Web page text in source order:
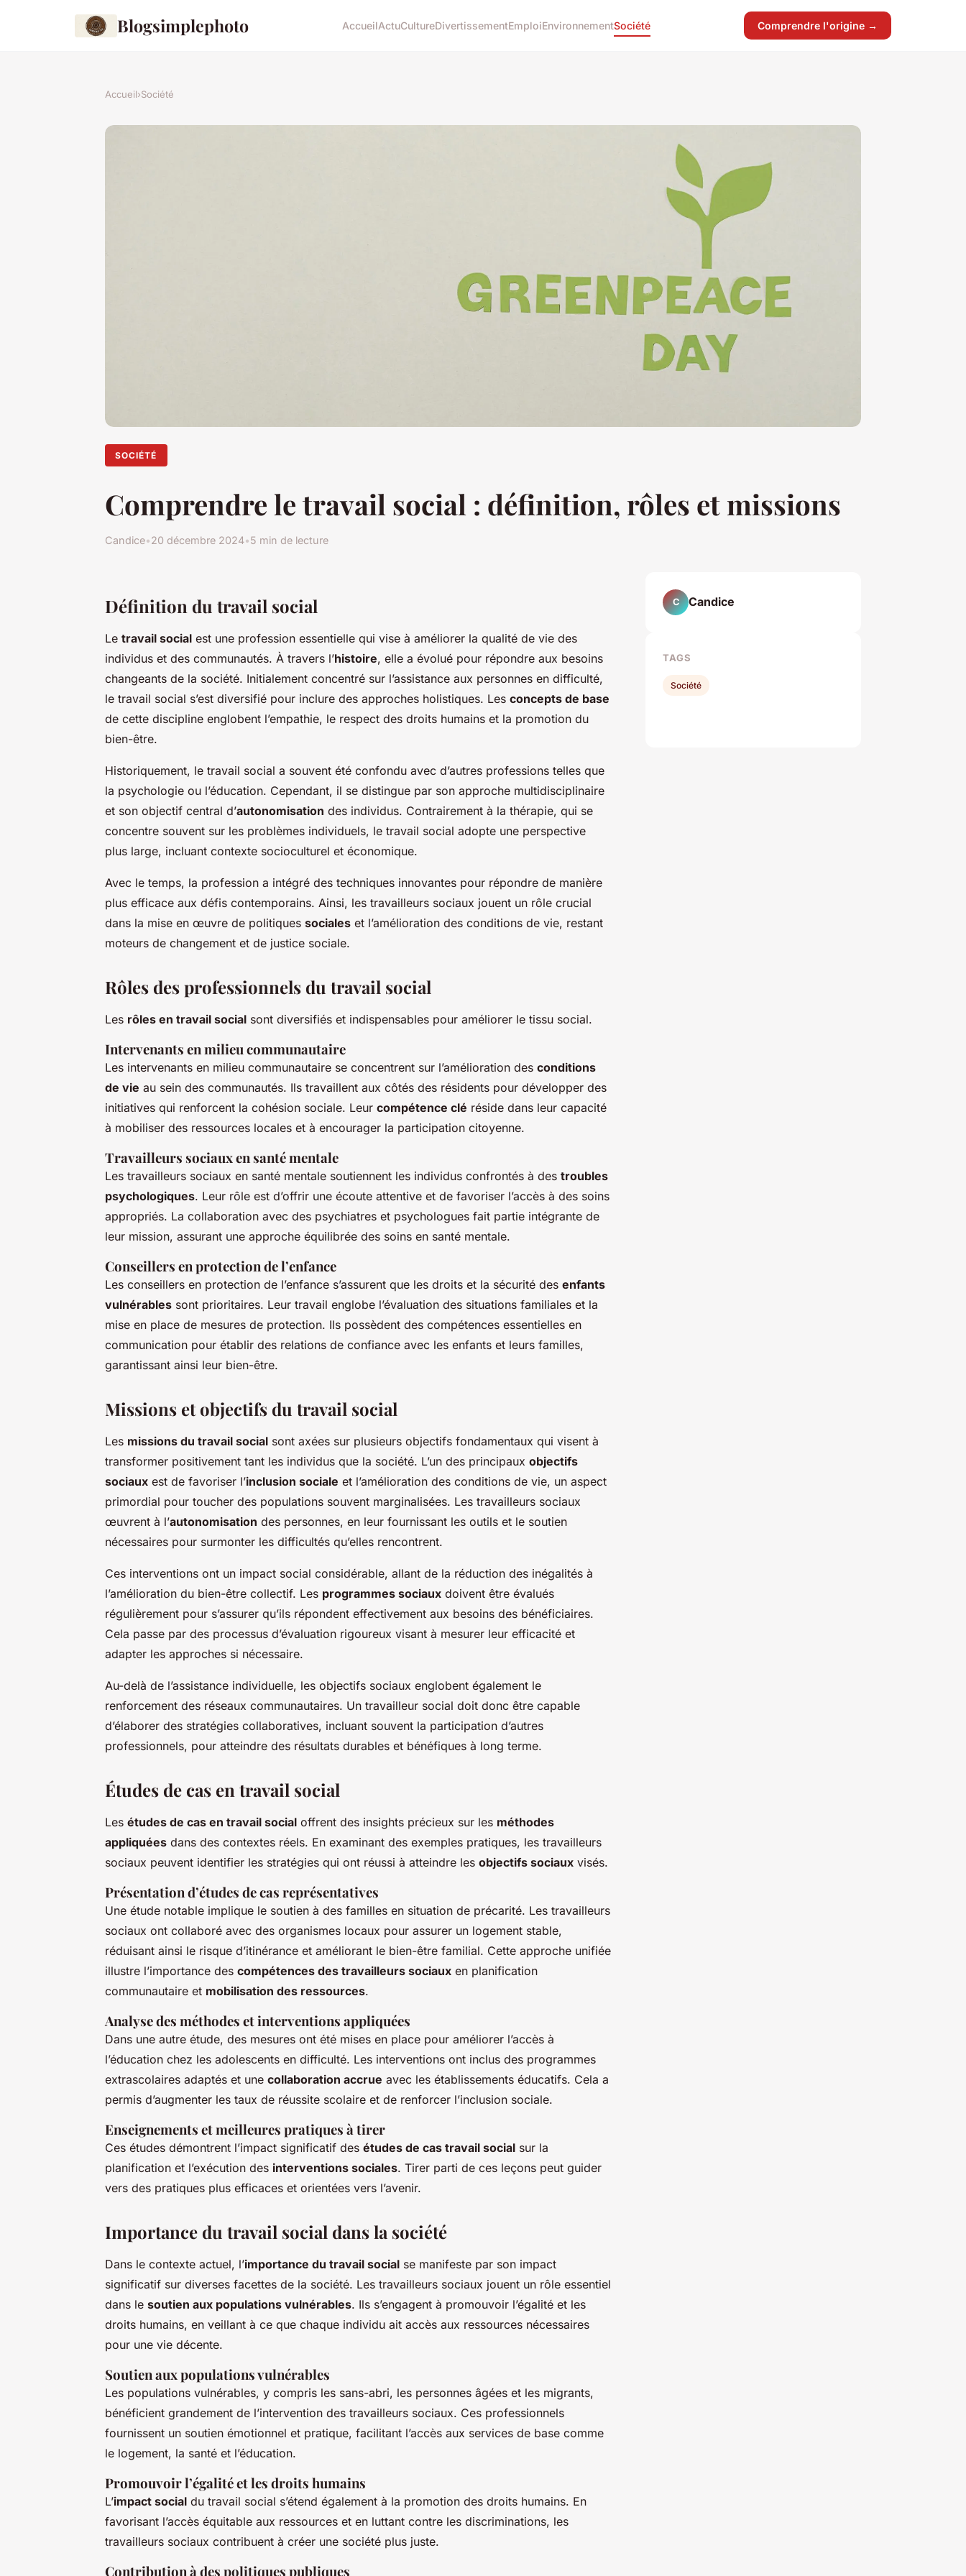
Blogsimplephoto AccueilActuCultureDivertissementEmploiEnvironnementSociété Comprendre l'origine →
Accueil›Société
SOCIÉTÉ
Comprendre le travail social : définition, rôles et missions
Candice•20 décembre 2024•5 min de lecture
Définition du travail social
Le travail social est une profession essentielle qui vise à améliorer la qualité de vie des
individus et des communautés. À travers l’histoire, elle a évolué pour répondre aux besoins
changeants de la société. Initialement concentré sur l’assistance aux personnes en difficulté,
le travail social s’est diversifié pour inclure des approches holistiques. Les concepts de base
de cette discipline englobent l’empathie, le respect des droits humains et la promotion du
bien-être.
Historiquement, le travail social a souvent été confondu avec d’autres professions telles que
la psychologie ou l’éducation. Cependant, il se distingue par son approche multidisciplinaire
et son objectif central d’autonomisation des individus. Contrairement à la thérapie, qui se
concentre souvent sur les problèmes individuels, le travail social adopte une perspective
plus large, incluant contexte socioculturel et économique.
Avec le temps, la profession a intégré des techniques innovantes pour répondre de manière
plus efficace aux défis contemporains. Ainsi, les travailleurs sociaux jouent un rôle crucial
dans la mise en œuvre de politiques sociales et l’amélioration des conditions de vie, restant
moteurs de changement et de justice sociale.
Rôles des professionnels du travail social
Les rôles en travail social sont diversifiés et indispensables pour améliorer le tissu social.
Intervenants en milieu communautaire
Les intervenants en milieu communautaire se concentrent sur l’amélioration des conditions
de vie au sein des communautés. Ils travaillent aux côtés des résidents pour développer des
initiatives qui renforcent la cohésion sociale. Leur compétence clé réside dans leur capacité
à mobiliser des ressources locales et à encourager la participation citoyenne.
Travailleurs sociaux en santé mentale
Les travailleurs sociaux en santé mentale soutiennent les individus confrontés à des troubles
psychologiques. Leur rôle est d’offrir une écoute attentive et de favoriser l’accès à des soins
appropriés. La collaboration avec des psychiatres et psychologues fait partie intégrante de
leur mission, assurant une approche équilibrée des soins en santé mentale.
Conseillers en protection de l’enfance
Les conseillers en protection de l’enfance s’assurent que les droits et la sécurité des enfants
vulnérables sont prioritaires. Leur travail englobe l’évaluation des situations familiales et la
mise en place de mesures de protection. Ils possèdent des compétences essentielles en
communication pour établir des relations de confiance avec les enfants et leurs familles,
garantissant ainsi leur bien-être.
Missions et objectifs du travail social
Les missions du travail social sont axées sur plusieurs objectifs fondamentaux qui visent à
transformer positivement tant les individus que la société. L’un des principaux objectifs
sociaux est de favoriser l’inclusion sociale et l’amélioration des conditions de vie, un aspect
primordial pour toucher des populations souvent marginalisées. Les travailleurs sociaux
œuvrent à l’autonomisation des personnes, en leur fournissant les outils et le soutien
nécessaires pour surmonter les difficultés qu’elles rencontrent.
Ces interventions ont un impact social considérable, allant de la réduction des inégalités à
l’amélioration du bien-être collectif. Les programmes sociaux doivent être évalués
régulièrement pour s’assurer qu’ils répondent effectivement aux besoins des bénéficiaires.
Cela passe par des processus d’évaluation rigoureux visant à mesurer leur efficacité et
adapter les approches si nécessaire.
Au-delà de l’assistance individuelle, les objectifs sociaux englobent également le
renforcement des réseaux communautaires. Un travailleur social doit donc être capable
d’élaborer des stratégies collaboratives, incluant souvent la participation d’autres
professionnels, pour atteindre des résultats durables et bénéfiques à long terme.
Études de cas en travail social
Les études de cas en travail social offrent des insights précieux sur les méthodes
appliquées dans des contextes réels. En examinant des exemples pratiques, les travailleurs
sociaux peuvent identifier les stratégies qui ont réussi à atteindre les objectifs sociaux visés.
Présentation d’études de cas représentatives
Une étude notable implique le soutien à des familles en situation de précarité. Les travailleurs
sociaux ont collaboré avec des organismes locaux pour assurer un logement stable,
réduisant ainsi le risque d’itinérance et améliorant le bien-être familial. Cette approche unifiée
illustre l’importance des compétences des travailleurs sociaux en planification
communautaire et mobilisation des ressources.
Analyse des méthodes et interventions appliquées
Dans une autre étude, des mesures ont été mises en place pour améliorer l’accès à
l’éducation chez les adolescents en difficulté. Les interventions ont inclus des programmes
extrascolaires adaptés et une collaboration accrue avec les établissements éducatifs. Cela a
permis d’augmenter les taux de réussite scolaire et de renforcer l’inclusion sociale.
Enseignements et meilleures pratiques à tirer
Ces études démontrent l’impact significatif des études de cas travail social sur la
planification et l’exécution des interventions sociales. Tirer parti de ces leçons peut guider
vers des pratiques plus efficaces et orientées vers l’avenir.
Importance du travail social dans la société
Dans le contexte actuel, l’importance du travail social se manifeste par son impact
significatif sur diverses facettes de la société. Les travailleurs sociaux jouent un rôle essentiel
dans le soutien aux populations vulnérables. Ils s’engagent à promouvoir l’égalité et les
droits humains, en veillant à ce que chaque individu ait accès aux ressources nécessaires
pour une vie décente.
Soutien aux populations vulnérables
Les populations vulnérables, y compris les sans-abri, les personnes âgées et les migrants,
bénéficient grandement de l’intervention des travailleurs sociaux. Ces professionnels
fournissent un soutien émotionnel et pratique, facilitant l’accès aux services de base comme
le logement, la santé et l’éducation.
Promouvoir l’égalité et les droits humains
L’impact social du travail social s’étend également à la promotion des droits humains. En
favorisant l’accès équitable aux ressources et en luttant contre les discriminations, les
travailleurs sociaux contribuent à créer une société plus juste.
Contribution à des politiques publiques
C Candice
TAGS
Société